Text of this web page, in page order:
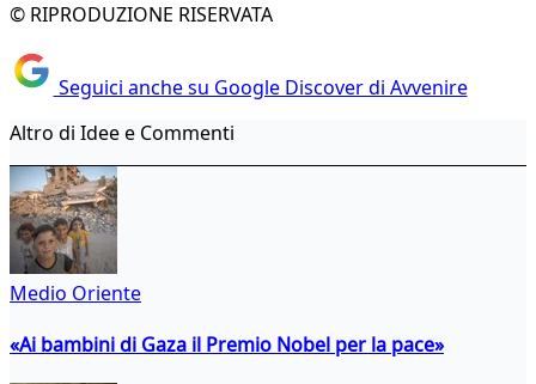
© RIPRODUZIONE RISERVATA
Seguici anche su Google Discover di Avvenire
Altro di Idee e Commenti
Medio Oriente
«Ai bambini di Gaza il Premio Nobel per la pace»